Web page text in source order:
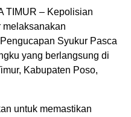
TIMUR – Kepolisian
melaksanakan
Syukur Pasca
yang berlangsung di
Kabupaten Poso,
untuk memastikan